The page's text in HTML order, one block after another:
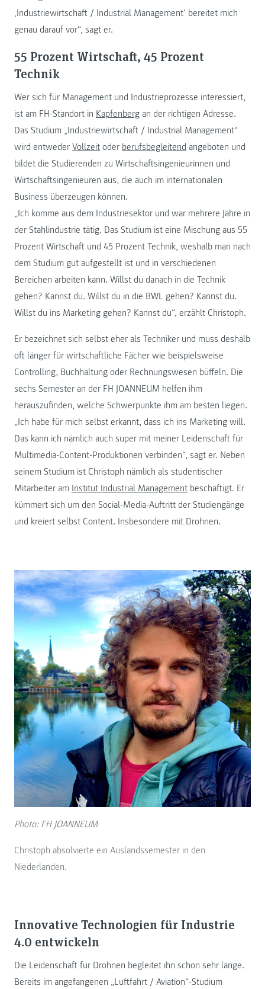
‚Industriewirtschaft / Industrial Management‘ bereitet mich
genau darauf vor“, sagt er.
55 Prozent Wirtschaft, 45 Prozent
Technik
Wer sich für Management und Industrieprozesse interessiert,
ist am FH-Standort in Kapfenberg an der richtigen Adresse.
Das Studium „Industriewirtschaft / Industrial Management“
wird entweder Vollzeit oder berufsbegleitend angeboten und
bildet die Studierenden zu Wirtschaftsingenieurinnen und
Wirtschaftsingenieuren aus, die auch im internationalen
Business überzeugen können.
„Ich komme aus dem Industriesektor und war mehrere Jahre in
der Stahlindustrie tätig. Das Studium ist eine Mischung aus 55
Prozent Wirtschaft und 45 Prozent Technik, weshalb man nach
dem Studium gut aufgestellt ist und in verschiedenen
Bereichen arbeiten kann. Willst du danach in die Technik
gehen? Kannst du. Willst du in die BWL gehen? Kannst du.
Willst du ins Marketing gehen? Kannst du“, erzählt Christoph.
Er bezeichnet sich selbst eher als Techniker und muss deshalb
oft länger für wirtschaftliche Fächer wie beispielsweise
Controlling, Buchhaltung oder Rechnungswesen büffeln. Die
sechs Semester an der FH JOANNEUM helfen ihm
herauszufinden, welche Schwerpunkte ihm am besten liegen.
„Ich habe für mich selbst erkannt, dass ich ins Marketing will.
Das kann ich nämlich auch super mit meiner Leidenschaft für
Multimedia-Content-Produktionen verbinden“, sagt er. Neben
seinem Studium ist Christoph nämlich als studentischer
Mitarbeiter am Institut Industrial Management beschäftigt. Er
kümmert sich um den Social-Media-Auftritt der Studiengänge
und kreiert selbst Content. Insbesondere mit Drohnen.
Photo: FH JOANNEUM
Christoph absolvierte ein Auslandssemester in den
Niederlanden.
Innovative Technologien für Industrie
4.0 entwickeln
Die Leidenschaft für Drohnen begleitet ihn schon sehr lange.
Bereits im angefangenen „Luftfahrt / Aviation“-Studium